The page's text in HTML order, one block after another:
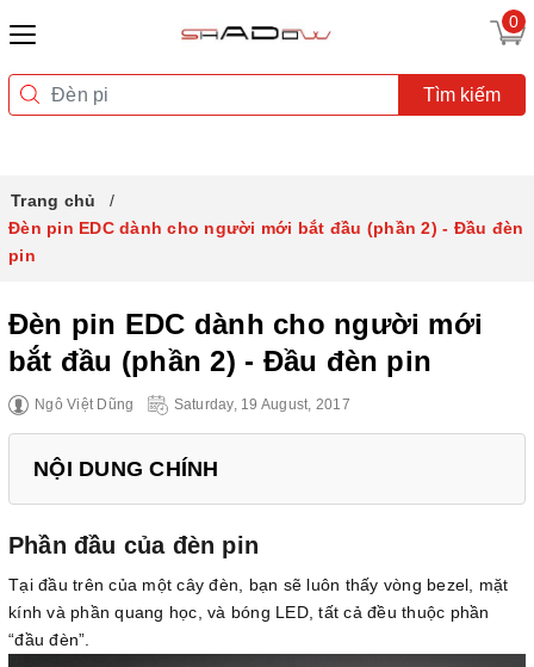
0
Tìm kiếm
Trang chủ
Đèn pin EDC dành cho người mới bắt đầu (phần 2) - Đầu đèn
pin
Đèn pin EDC dành cho người mới
bắt đầu (phần 2) - Đầu đèn pin
Ngô Việt Dũng Saturday, 19 August, 2017
NỘI DUNG CHÍNH
Phần đầu của đèn pin
Tại đầu trên của một cây đèn, bạn sẽ luôn thấy vòng bezel, mặt
kính và phần quang học, và bóng LED, tất cả đều thuộc phần
“đầu đèn”.